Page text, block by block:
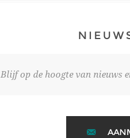
Blijf op de hoogte van nieuws